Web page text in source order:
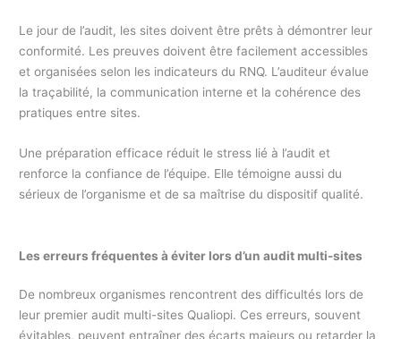
Le jour de l’audit, les sites doivent être prêts à démontrer leur
conformité. Les preuves doivent être facilement accessibles
et organisées selon les indicateurs du RNQ. L’auditeur évalue
la traçabilité, la communication interne et la cohérence des
pratiques entre sites.
Une préparation efficace réduit le stress lié à l’audit et
renforce la confiance de l’équipe. Elle témoigne aussi du
sérieux de l’organisme et de sa maîtrise du dispositif qualité.
Les erreurs fréquentes à éviter lors d’un audit multi-sites
De nombreux organismes rencontrent des difficultés lors de
leur premier audit multi-sites Qualiopi. Ces erreurs, souvent
évitables, peuvent entraîner des écarts majeurs ou retarder la